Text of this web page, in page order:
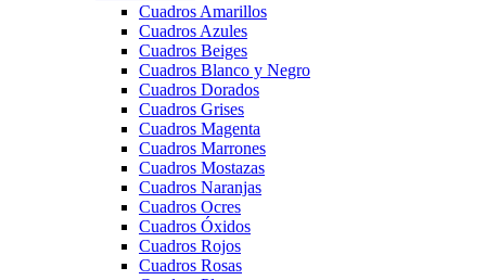
Cuadros Amarillos
Cuadros Azules
Cuadros Beiges
Cuadros Blanco y Negro
Cuadros Dorados
Cuadros Grises
Cuadros Magenta
Cuadros Marrones
Cuadros Mostazas
Cuadros Naranjas
Cuadros Ocres
Cuadros Óxidos
Cuadros Rojos
Cuadros Rosas